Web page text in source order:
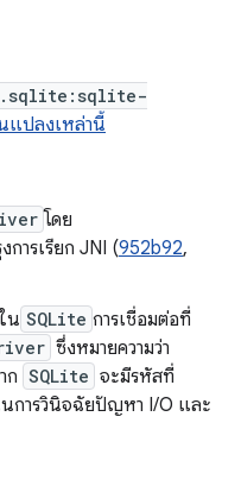
แปลงเหล่านี้
โดย
การเรียก JNI (952b92,
น SQLite การเชื่อมต่อที่
ซึ่งหมายความว่า
ก SQLite จะมีรหัสที่
นการวินิจฉัยปัญหา I/O และ